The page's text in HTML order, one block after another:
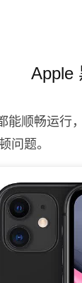
Apple
能顺畅运行
问题。